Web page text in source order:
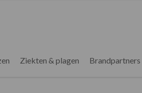
Ziekten & plagen Brandpartners